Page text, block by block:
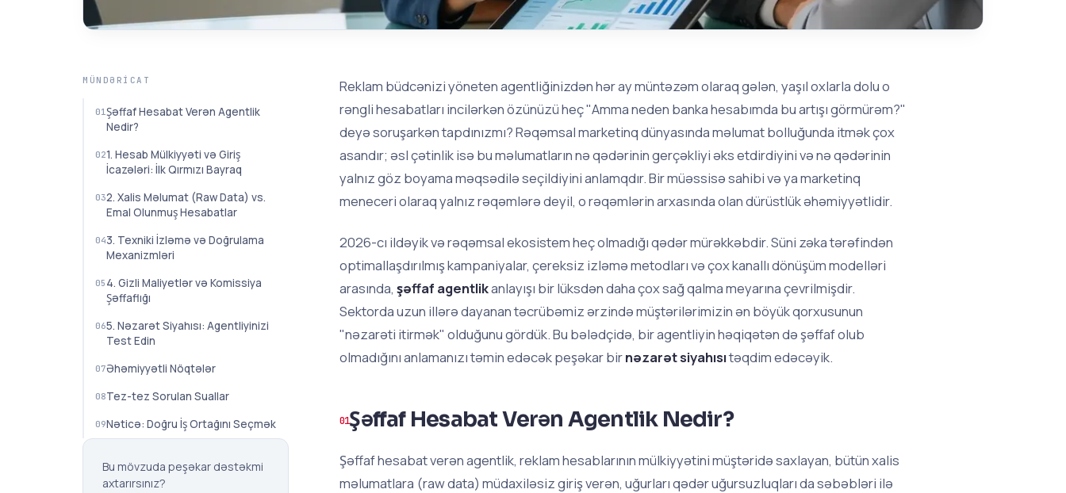
MÜNDƏRICAT
Şəffaf Hesabat Verən Agentlik
Nedir?
1. Hesab Mülkiyyəti və Giriş
İcazələri: İlk Qırmızı Bayraq
2. Xalis Məlumat (Raw Data) vs.
Emal Olunmuş Hesabatlar
3. Texniki İzləmə və Doğrulama
Mexanizmləri
4. Gizli Maliyetlər və Komissiya
Şəffaflığı
5. Nəzarət Siyahısı: Agentliyinizi
Test Edin
Əhəmiyyətli Nöqtələr
Tez-tez Sorulan Suallar
Nəticə: Doğru İş Ortağını Seçmək
Bu mövzuda peşəkar dəstəkmi
axtarırsınız?
Reklam büdcənizi yöneten agentliğinizdən hər ay müntəzəm olaraq gələn, yaşıl oxlarla dolu o
rəngli hesabatları incilərkən özünüzü heç "Amma neden banka hesabımda bu artışı görmürəm?"
deyə soruşarkən tapdınızmı? Rəqəmsal marketinq dünyasında məlumat bolluğunda itmək çox
asandır; əsl çətinlik isə bu məlumatların nə qədərinin gerçəkliyi əks etdirdiyini və nə qədərinin
yalnız göz boyama məqsədilə seçildiyini anlamqdır. Bir müəssisə sahibi və ya marketinq
meneceri olaraq yalnız rəqəmlərə deyil, o rəqəmlərin arxasında olan dürüstlük əhəmiyyətlidir.
2026-cı ildəyik və rəqəmsal ekosistem heç olmadığı qədər mürəkkəbdir. Süni zəka tərəfindən
optimallaşdırılmış kampaniyalar, çereksiz izləmə metodları və çox kanallı dönüşüm modelləri
arasında, şəffaf agentlikanlayışı bir lüksdən daha çox sağ qalma meyarına çevrilmişdir.
Sektorda uzun illərə dayanan təcrübəmiz ərzində müştərilərimizin ən böyük qorxusunun
"nəzarəti itirmək" olduğunu gördük. Bu bələdçidə, bir agentliyin həqiqətən də şəffaf olub
olmadığını anlamanızı təmin edəcək peşəkar birnəzarət siyahısıtəqdim edəcəyik.
Şəffaf Hesabat Verən Agentlik Nedir?
Şəffaf hesabat verən agentlik, reklam hesablarının mülkiyyətini müştəridə saxlayan, bütün xalis
məlumatlara (raw data) müdaxiləsiz giriş verən, uğurları qədər uğursuzluqları da səbəbləri ilə